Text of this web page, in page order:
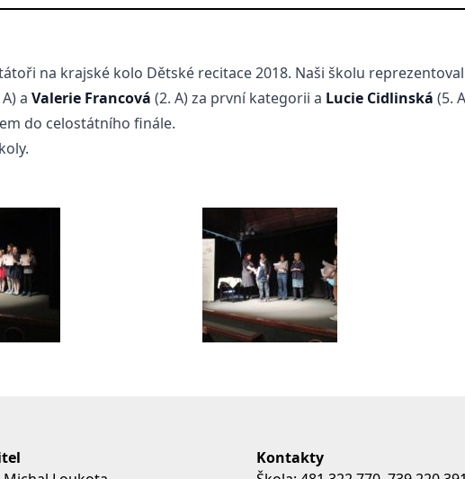
na krajské kolo Dětské recitace 2018. Naši školu
a Valerie Francová (2. A) za první kategorii a Lucie Cidlinská (5.
do celostátního finále.
Kontakty